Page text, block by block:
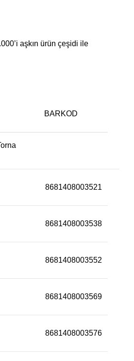
aşkın ürün çeşidi ile
BARKOD
8681408003521
8681408003538
8681408003552
8681408003569
8681408003576